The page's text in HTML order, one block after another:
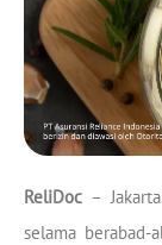
ReliDoc –
selama